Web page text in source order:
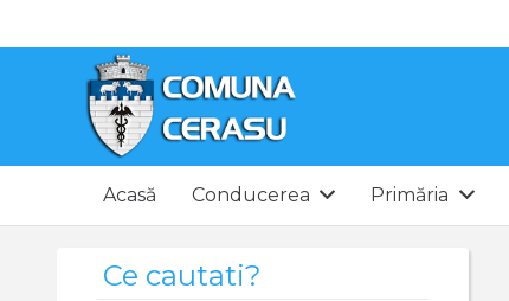
Acasă Conducerea Primăria
Ce cautati?